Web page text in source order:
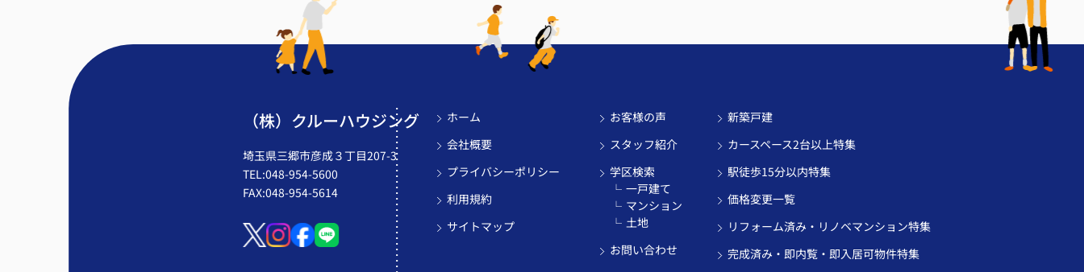
（株）クルーハウジング
埼玉県三郷市彦成３丁目207-3
TEL:048-954-5600
FAX:048-954-5614
ホーム
会社概要
プライバシーポリシー
利用規約
サイトマップ
お客様の声
スタッフ紹介
学区検索
一戸建て
マンション
土地
お問い合わせ
新築戸建
カースペース2台以上特集
駅徒歩15分以内特集
価格変更一覧
リフォーム済み・リノベマンション特集
完成済み・即内覧・即入居可物件特集